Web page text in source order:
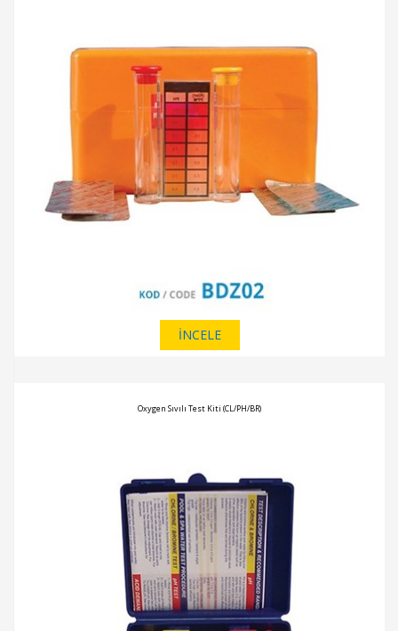
İNCELE
Oxygen Sıvılı Test Kiti (CL/PH/BR)